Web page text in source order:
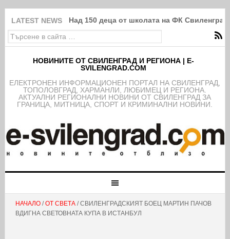
LATEST NEWS Над 150 деца от школата на ФК
НОВИНИТЕ ОТ СВИЛЕНГРАД И РЕГИОНА | E-
SVILENGRAD.COM
EЛЕКТРОНЕН ИНФОРМАЦИОНЕН ПОРТАЛ НА СВИЛЕНГРАД,
ТОПОЛОВГРАД, ХАРМАНЛИ, ЛЮБИМЕЦ И РЕГИОНА.
АКТУАЛНИ РЕГИОНАЛНИ НОВИНИ ОТ СВИЛЕНГРАД ЗА
ГРАНИЦА, МИТНИЦА, СПОРТ И КРИМИНАЛНИ НОВИНИ.
НАЧАЛО/ОТ СВЕТА/ СВИЛЕНГРАДСКИЯТ БОЕЦ МАРТИН ПАЧОВ
ВДИГНА СВЕТОВНАТА КУПА В ИСТАНБУЛ